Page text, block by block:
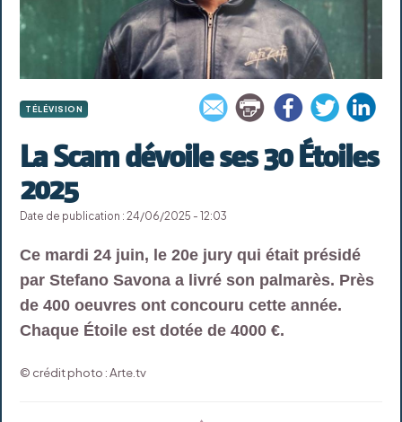
TÉLÉVISION
La Scam dévoile ses 30 Étoiles
2025
Date de publication : 24/06/2025 - 12:03
Ce mardi 24 juin, le 20e jury qui était présidé
par Stefano Savona a livré son palmarès. Près
de 400 oeuvres ont concouru cette année.
Chaque Étoile est dotée de 4000 €.
© crédit photo : Arte.tv